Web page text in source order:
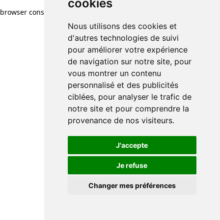
cookies
Nous utilisons des cookies et
d'autres technologies de suivi
pour améliorer votre expérience
de navigation sur notre site, pour
vous montrer un contenu
personnalisé et des publicités
ciblées, pour analyser le trafic de
notre site et pour comprendre la
provenance de nos visiteurs.
J'accepte
Je refuse
Changer mes préférences
browser console for more information)